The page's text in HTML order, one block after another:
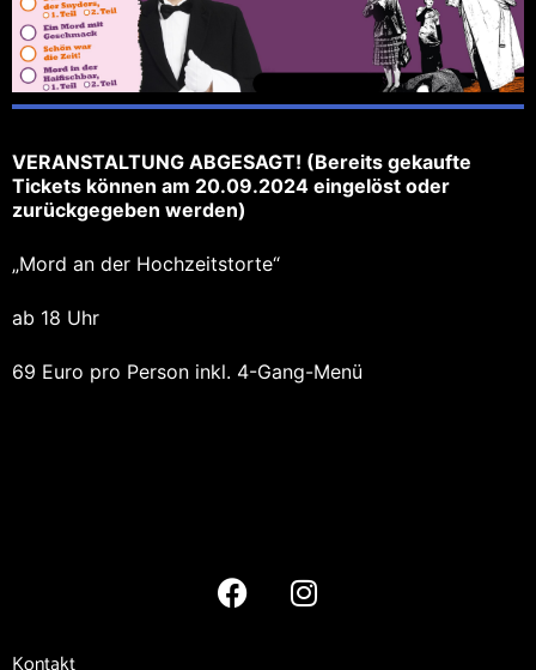
VERANSTALTUNG ABGESAGT! (Bereits gekaufte
Tickets können am 20.09.2024 eingelöst oder
zurückgegeben werden)
„Mord an der Hochzeitstorte“
ab 18 Uhr
69 Euro pro Person inkl. 4-Gang-Menü